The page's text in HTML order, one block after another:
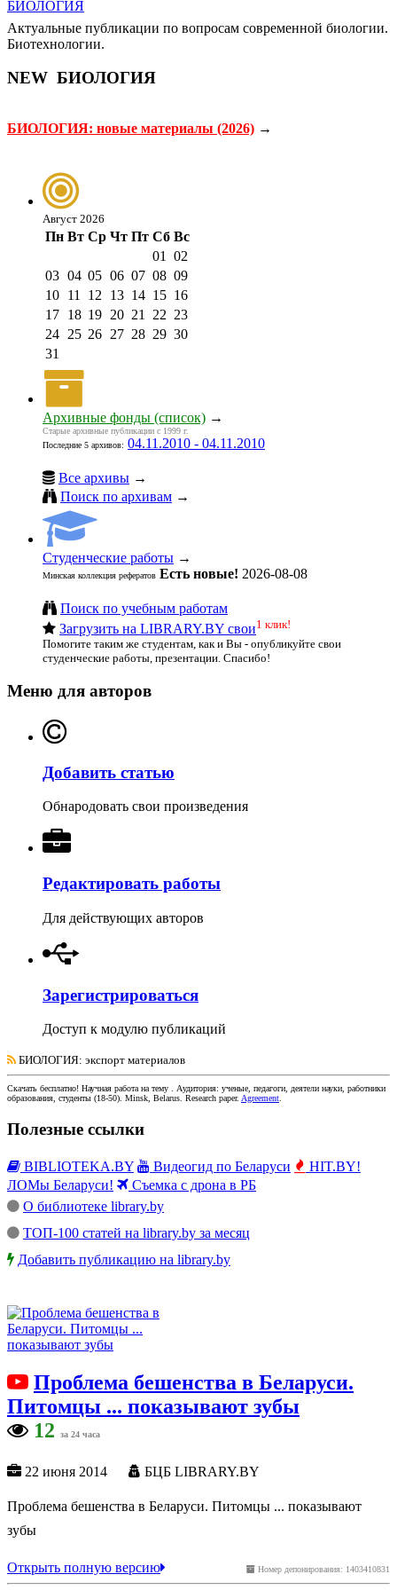
Актуальные публикации по вопросам современной биологии.
Биотехнологии.
NEW БИОЛОГИЯ
БИОЛОГИЯ: новые материалы (2026) →
Август 2026
Пн Вт Ср Чт Пт Сб Вс
01
02
03 04 05 06 07 08 09
10 11 12 13 14 15 16
17 18 19 20 21 22 23
24 25 26 27 28 29 30
31
Архивные фонды (список) →
Старые архивные публикации с 1999 г.
Последние 5 архивов: 04.11.2010 - 04.11.2010
Все архивы →
Поиск по архивам →
Студенческие работы →
Минская коллекция рефератов Есть новые! 2026-08-08
Поиск по учебным работам
Загрузить на LIBRARY.BY свои1 клик!
Помогите таким же студентам, как и Вы - опубликуйте свои
студенческие работы, презентации. Спасибо!
Меню для авторов
Добавить статью
Обнародовать свои произведения
Редактировать работы
Для действующих авторов
Зарегистрироваться
Доступ к модулю публикаций
БИОЛОГИЯ: экспорт материалов
Скачать бесплатно! Научная работана тему . Аудитория: ученые, педагоги, деятели науки, работники
образования, студенты (18-50). Minsk, Belarus. Research paper. Agreement.
Полезные ссылки
BIBLIOTEKA.BY Видеогид по Беларуси
HIT.BY!
ЛОМы Беларуси!
Съемка с дрона в РБ
О библиотеке library.by
ТОП-100 статей на library.by за месяц
Добавить публикацию на library.by
Проблема бешенства в Беларуси.
Питомцы ... показывают зубы
12
за 24 часа
22 июня 2014 БЦБ LIBRARY.BY
Проблема бешенства в Беларуси. Питомцы ... показывают
зубы
Номер депонирования: 1403410831
Открыть полную версию